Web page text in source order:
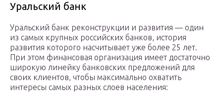
Уральский банк
Уральский банк реконструкции и развития — один
из самых крупных российских банков, история
развития которого насчитывает уже более 25 лет.
При этом финансовая организация имеет достаточно
широкую линейку банковских предложений для
своих клиентов, чтобы максимально охватить
интересы самых разных слоев населения: